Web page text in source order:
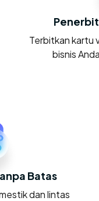
Terbitkan kartu
bisnis
Batas
dan lintas